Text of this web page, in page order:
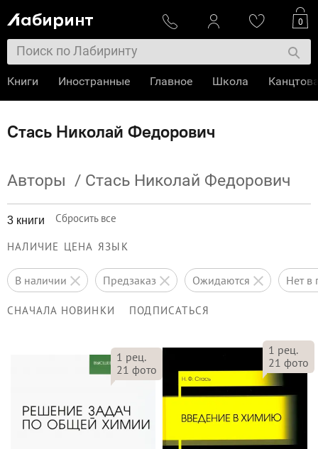
Стась Николай Федорович
Авторы / Стась Николай Федорович
3 книги Сбросить все
НАЛИЧИЕ ЦЕНА ЯЗЫК
в наличии предзаказ ожидаются нет
СНАЧАЛА НОВИНКИ ПОДПИСАТЬСЯ
1 рец.
21 фото
1 рец.
21 фото
0
Книги Иностранные Главное Школа